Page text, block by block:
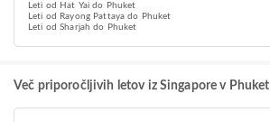
Leti od Hat Yai do Phuket
Leti od Rayong Pattaya do Phuket
Leti od Sharjah do Phuket
Več priporočljivih letov iz Singapore v Phuket